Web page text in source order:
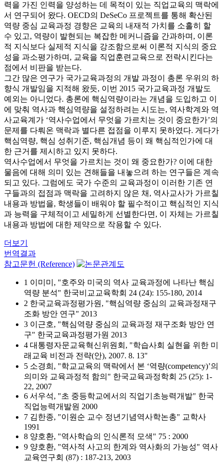
력을 가진 인력을 양성하는 데 목적이 있는 직업교육의 맥락에
서 연구되어 왔다. OECD의 DeSeCo 프로젝트를 통해 확산된
역량 중심 교육과정 경향은 교육의 내재적 가치를 소홀히 할
수 있고, 역량이 발현되는 복잡한 메커니즘을 간과하며, 이론
적 지식보다 실제적 지식을 강조함으로써 이론적 지식의 중요
성을 과소평가하며, 교육을 직업훈련교육으로 전락시킨다는
점에서 비판을 받는다.
그간 많은 연구가 국가교육과정의 개발 과정이 총론 우위의 하
향식 개발임을 지적해 왔듯, 이번 2015 국가교육과정 개발도
예외는 아니었다. 총론에 핵심역량이라는 개념을 도입하고 이
에 맞춰 역사과 핵심역량을 설정하려는 시도는, 역사학계와 역
사교육계가 ‘역사수업에서 무엇을 가르치는 것이 중요한가’의
문제를 다뤄온 맥락과 별다른 접점을 이루지 못하였다. 게다가
핵심역량, 핵심 성취기준, 핵심개념 등이 왜 핵심적인가에 대
한 근거를 제시하고 있지 못하다.
역사수업에서 무엇을 가르치는 것이 왜 중요한가? 이에 대한
물음에 대해 의미 있는 견해들을 내놓으려 하는 연구들은 계속
되고 있다. 그럼에도 국가 수준의 교육과정이 이러한 기존 연
구들과의 접점과 맥락을 고려하지 않은 채, 역사교사가 가르칠
내용과 방법을, 학생들이 배워야 할 필수적이고 핵심적인 지식
과 능력을 구체적이고 세밀하게 선별한다면, 이 자체는 가르칠
내용과 방법에 대한 제약으로 작용할 수 있다.
더보기
번역결과
참고문헌 (Reference)
1 이미미, "호주와 미국의 역사 교육과정에 나타난 핵심
역량 분석" 한국비교교육학회 24 (24): 155-180, 2014
2 한국교육과정평가원, "핵심역량 중심의 교육과정재구
조화 방안 연구" 2013
3 이근호, "핵심역량 중심의 교육과정 재구조화 방안 연
구" 한국교육과정평가원 2013
4 대통령자문교육혁신위원회, "학습사회 실현을 위한 미
래교육 비전과 전략(안), 2007. 8. 13"
5 소경희, "학교교육의 맥락에서 본 ‘역량(competency)’의
의미와 교육과정적 함의" 한국교육과정학회 25 (25): 1-
22, 2007
6 서우석, "초 중등학교에서의 직업기초능력개발" 한국
직업능력개발원 2000
7 김한종, "이원순 교수 정년기념역사학논총" 교학사
1991
8 양호환, "역사학습의 인식론적 모색" 75 : 2000
9 양호환, "역사적 사고의 한계와 역사화의 가능성" 역사
교육연구회 (87) : 187-213, 2003